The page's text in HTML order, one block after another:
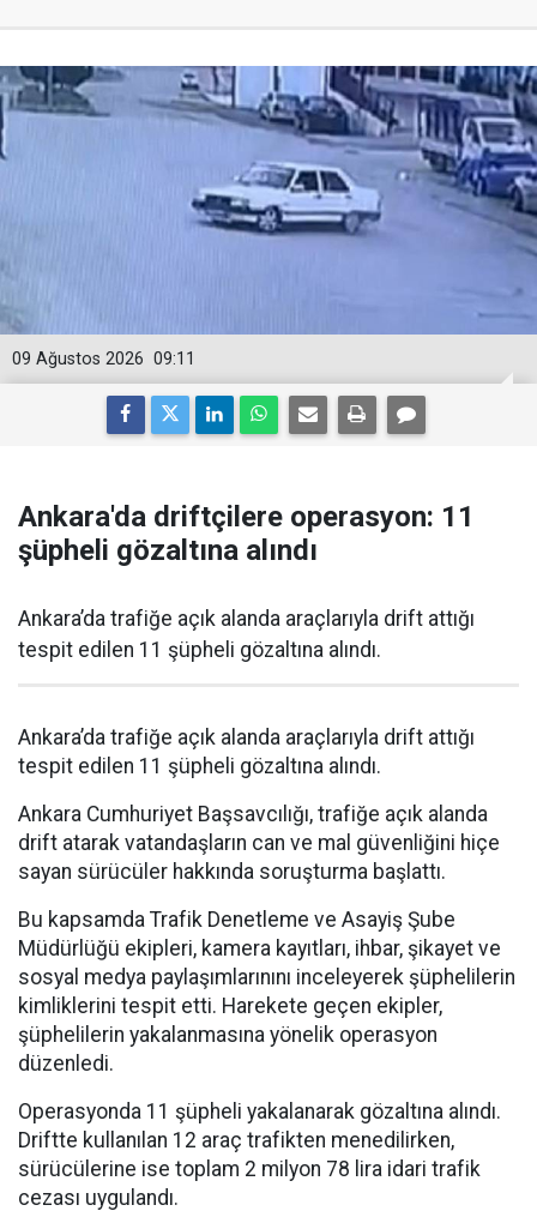
09:11
09 Ağustos 2026
Ankara'da driftçilere operasyon: 11
şüpheli gözaltına alındı
Ankara’da trafiğe açık alanda araçlarıyla drift attığı
tespit edilen 11 şüpheli gözaltına alındı.
Ankara’da trafiğe açık alanda araçlarıyla drift attığı
tespit edilen 11 şüpheli gözaltına alındı.
Ankara Cumhuriyet Başsavcılığı, trafiğe açık alanda
drift atarak vatandaşların can ve mal güvenliğini hiçe
sayan sürücüler hakkında soruşturma başlattı.
Bu kapsamda Trafik Denetleme ve Asayiş Şube
Müdürlüğü ekipleri, kamera kayıtları, ihbar, şikayet ve
sosyal medya paylaşımlarınını inceleyerek şüphelilerin
kimliklerini tespit etti. Harekete geçen ekipler,
şüphelilerin yakalanmasına yönelik operasyon
düzenledi.
Operasyonda 11 şüpheli yakalanarak gözaltına alındı.
Driftte kullanılan 12 araç trafikten menedilirken,
sürücülerine ise toplam 2 milyon 78 lira idari trafik
cezası uygulandı.